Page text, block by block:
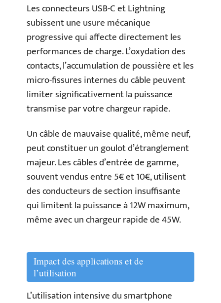
Les connecteurs USB-C et Lightning
subissent une usure mécanique
progressive qui affecte directement les
performances de charge. L’oxydation des
contacts, l’accumulation de poussière et les
micro-fissures internes du câble peuvent
limiter significativement la puissance
transmise par votre chargeur rapide.
Un câble de mauvaise qualité, même neuf,
peut constituer un goulot d’étranglement
majeur. Les câbles d’entrée de gamme,
souvent vendus entre 5€ et 10€, utilisent
des conducteurs de section insuffisante
qui limitent la puissance à 12W maximum,
même avec un chargeur rapide de 45W.
Impact des applications et de
l’utilisation
L’utilisation intensive du smartphone